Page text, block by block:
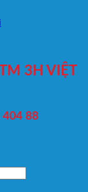
3H VIỆT
88